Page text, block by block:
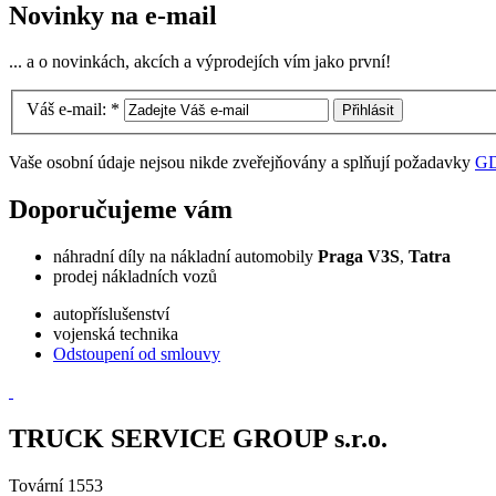
Novinky na e-mail
... a o novinkách, akcích a výprodejích vím jako první!
Váš e-mail: *
Vaše osobní údaje nejsou nikde zveřejňovány a splňují požadavky
Doporučujeme vám
náhradní díly na nákladní automobily Praga V3S, Tatra
prodej nákladních vozů
autopříslušenství
vojenská technika
Odstoupení od smlouvy
TRUCK SERVICE GROUP s.r.o.
Tovární 1553